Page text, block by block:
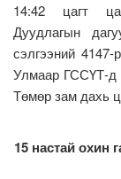
14:42 цагт
Дуудлагын
сэлгээний
Улмаар ГССҮТ-д
Төмөр зам дахь
15 настай охин